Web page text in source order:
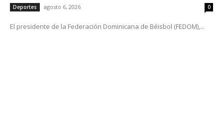
Deportes agosto 6, 2026 0
El presidente de la Federación Dominicana de Béisbol (FEDOM),...